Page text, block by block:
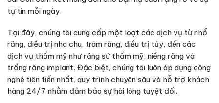
tự tin mỗi ngày.
Tại đây, chúng tôi cung cấp một loạt các dịch vụ từ nhổ
răng, điều trị nha chu, trám răng, điều trị tủy, đến các
dịch vụ thẩm mỹ như răng sứ thẩm mỹ, niềng răng và
trồng răng implant. Đặc biệt, chúng tôi luôn áp dụng công
nghệ tiên tiến nhất, quy trình chuyên sâu và hỗ trợ khách
hàng 24/7 nhằm đảm bảo sự hài lòng tuyệt đối.